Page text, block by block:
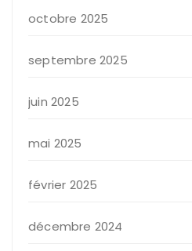
octobre 2025
septembre 2025
juin 2025
mai 2025
février 2025
décembre 2024